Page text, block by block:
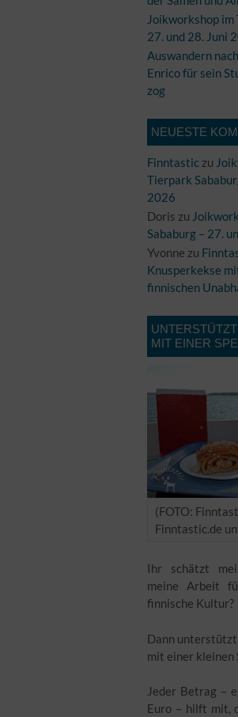
Joikworkshop im
27. und 28. Juni
Auswandern
Enrico für sein
zog
NEUESTE
Finntasticzu
Tierpark
2026
Doris zu
Sababurg – 27.
Yvonne zu
Knusperkekse
finnischen
MIT EINER
(FOTO:
Finntastic.de
Ihr schätzt
meine Arbeit
finnische Kultur?
Dann
mit einer kleinen
Jeder Betrag –
Euro – hilft mit,